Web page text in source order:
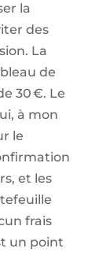
la
des
La
de
30 €. Le
à mon
le
et les
frais
un point